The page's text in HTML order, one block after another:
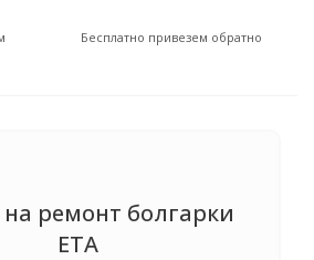
Бесплатно привезем обратно
на ремонт болгарки
ETA